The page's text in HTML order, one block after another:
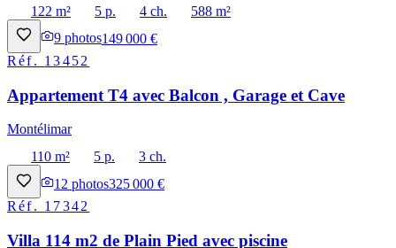
122 m²
5 p. 4 ch.
588 m²
9 photos149 000 €
Réf. 13452
Appartement T4 avec Balcon , Garage et Cave
Montélimar
110 m²
5 p.
3 ch.
12 photos325 000 €
Réf. 17342
Villa 114 m2 de Plain Pied avec piscine